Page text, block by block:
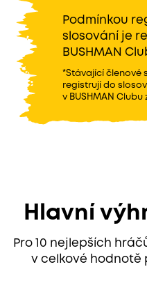
Podmínkou
slosování je
BUSHMAN
*Stávající členové
registrují do
v BUSHMAN
Hlavní
Pro 10 nejlepších
v celkové hodnotě